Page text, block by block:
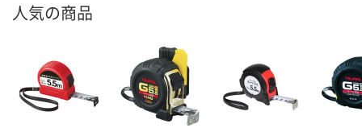
人気の商品